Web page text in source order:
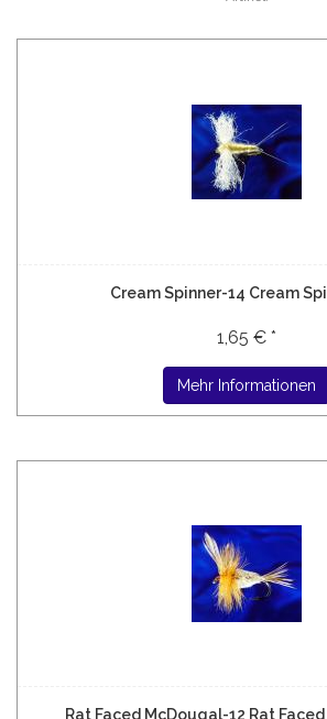
Cream Spinner-14 Cream
1,65 € *
Mehr Informationen
Rat Faced McDougal-12 Rat